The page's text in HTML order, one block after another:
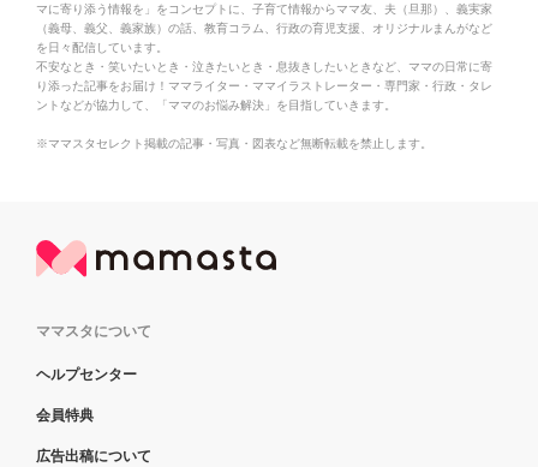
マに寄り添う情報を」をコンセプトに、子育て情報からママ友、夫（旦那）、義実家
（義母、義父、義家族）の話、教育コラム、行政の育児支援、オリジナルまんがなど
を日々配信しています。
不安なとき・笑いたいとき・泣きたいとき・息抜きしたいときなど、ママの日常に寄
り添った記事をお届け！ママライター・ママイラストレーター・専門家・行政・タレ
ントなどが協力して、「ママのお悩み解決」を目指していきます。
※ママスタセレクト掲載の記事・写真・図表など無断転載を禁止します。
ママスタについて
ヘルプセンター
会員特典
広告出稿について